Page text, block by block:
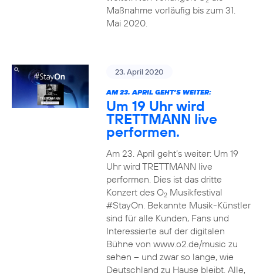
Maßnahme vorläufig bis zum 31.
Mai 2020.
23. April 2020
AM 23. APRIL GEHT’S WEITER:
Um 19 Uhr wird
TRETTMANN live
performen.
Am 23. April geht’s weiter: Um 19
Uhr wird TRETTMANN live
performen. Dies ist das dritte
Konzert des O2Musikfestival
#StayOn. Bekannte Musik-Künstler
sind für alle Kunden, Fans und
Interessierte auf der digitalen
Bühne von www.o2.de/music zu
sehen – und zwar so lange, wie
Deutschland zu Hause bleibt. Alle,